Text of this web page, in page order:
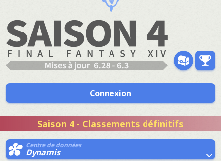
Connexion
Saison 4 - Classements définitifs
Centre de données
Dynamis